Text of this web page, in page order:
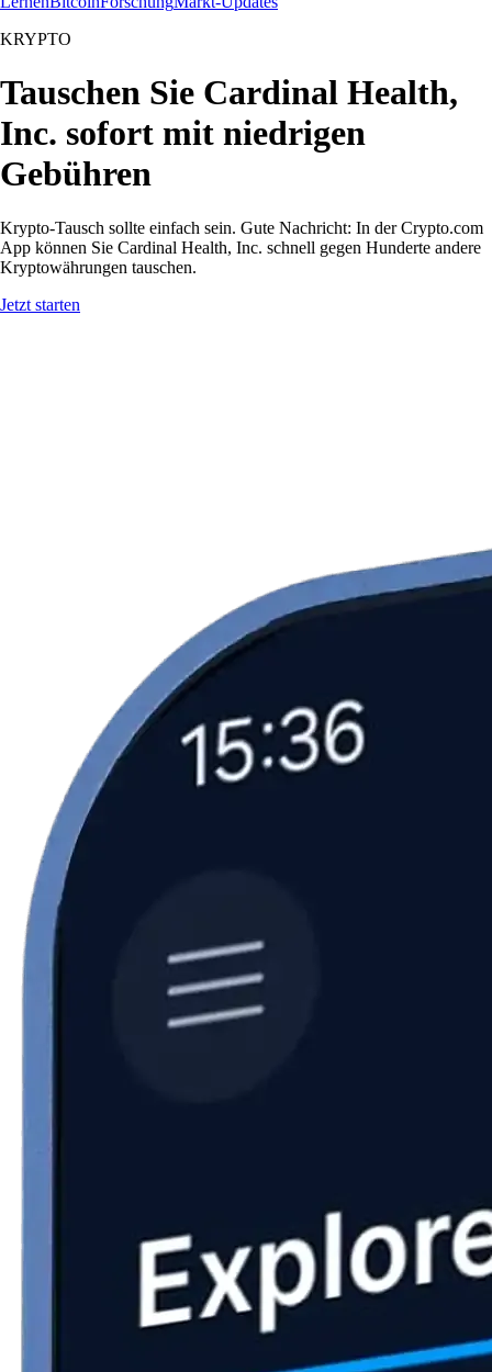
KRYPTO
Tauschen Sie Cardinal Health,
Inc. sofort mit niedrigen
Gebühren
Krypto-Tausch sollte einfach sein. Gute Nachricht: In der Crypto.com
App können Sie Cardinal Health, Inc. schnell gegen Hunderte andere
Kryptowährungen tauschen.
Jetzt starten